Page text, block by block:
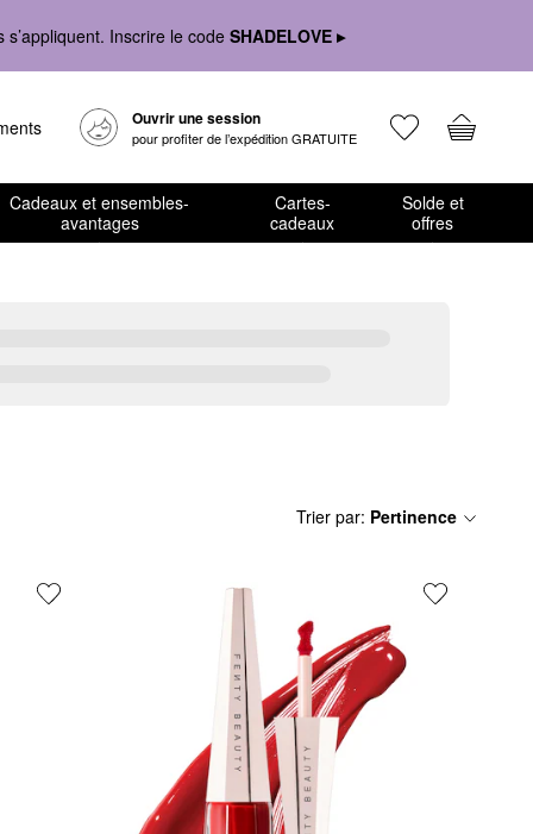
Inscrire le code SHADELOVE ▸
Ouvrir une session
pour profiter de l’expédition GRATUITE
Cadeaux et ensembles-
avantages
Cartes-
cadeaux
Solde et
offres
Trier par: Pertinence